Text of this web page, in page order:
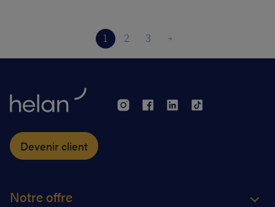
1 2 3
Devenir client
Notre offre